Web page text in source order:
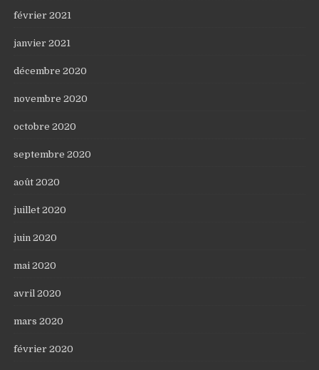
février 2021
janvier 2021
décembre 2020
novembre 2020
octobre 2020
septembre 2020
août 2020
juillet 2020
juin 2020
mai 2020
avril 2020
mars 2020
février 2020